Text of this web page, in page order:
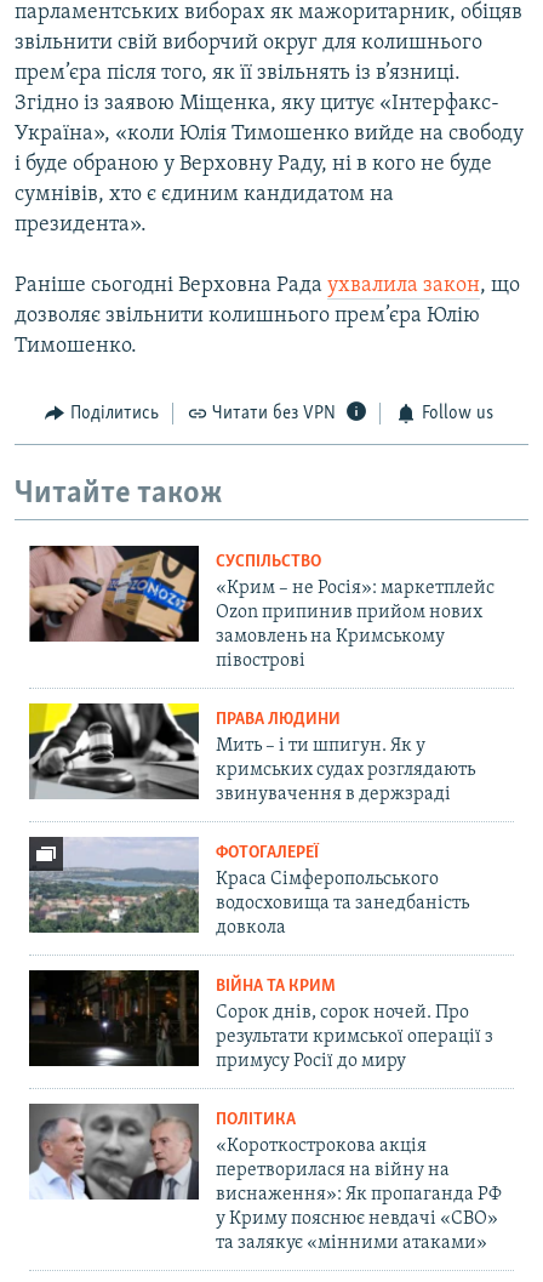
парламентських виборах як мажоритарник, обіцяв
звільнити свій виборчий округ для колишнього
прем’єра після того, як її звільнять із в’язниці.
Згідно із заявою Міщенка, яку цитує «Інтерфакс-
Україна», «коли Юлія Тимошенко вийде на свободу
і буде обраною у Верховну Раду, ні в кого не буде
сумнівів, хто є єдиним кандидатом на
президента».
Раніше сьогодні Верховна Рада ухвалила закон, що
дозволяє звільнити колишнього прем’єра Юлію
Тимошенко.
Поділитись Читати без VPN Follow us
Читайте також
СУСПІЛЬСТВО
«Крим – не Росія»: маркетплейс
Ozon припинив прийом нових
замовлень на Кримському
півострові
ПРАВА ЛЮДИНИ
Мить – і ти шпигун. Як у
кримських судах розглядають
звинувачення в держзраді
ФОТОГАЛЕРЕЇ
Краса Сімферопольського
водосховища та занедбаність
довкола
ВІЙНА ТА КРИМ
Сорок днів, сорок ночей. Про
результати кримської операції з
примусу Росії до миру
ПОЛІТИКА
«Короткострокова акція
перетворилася на війну на
виснаження»: Як пропаганда РФ
у Криму пояснює невдачі «СВО»
та залякує «мінними атаками»